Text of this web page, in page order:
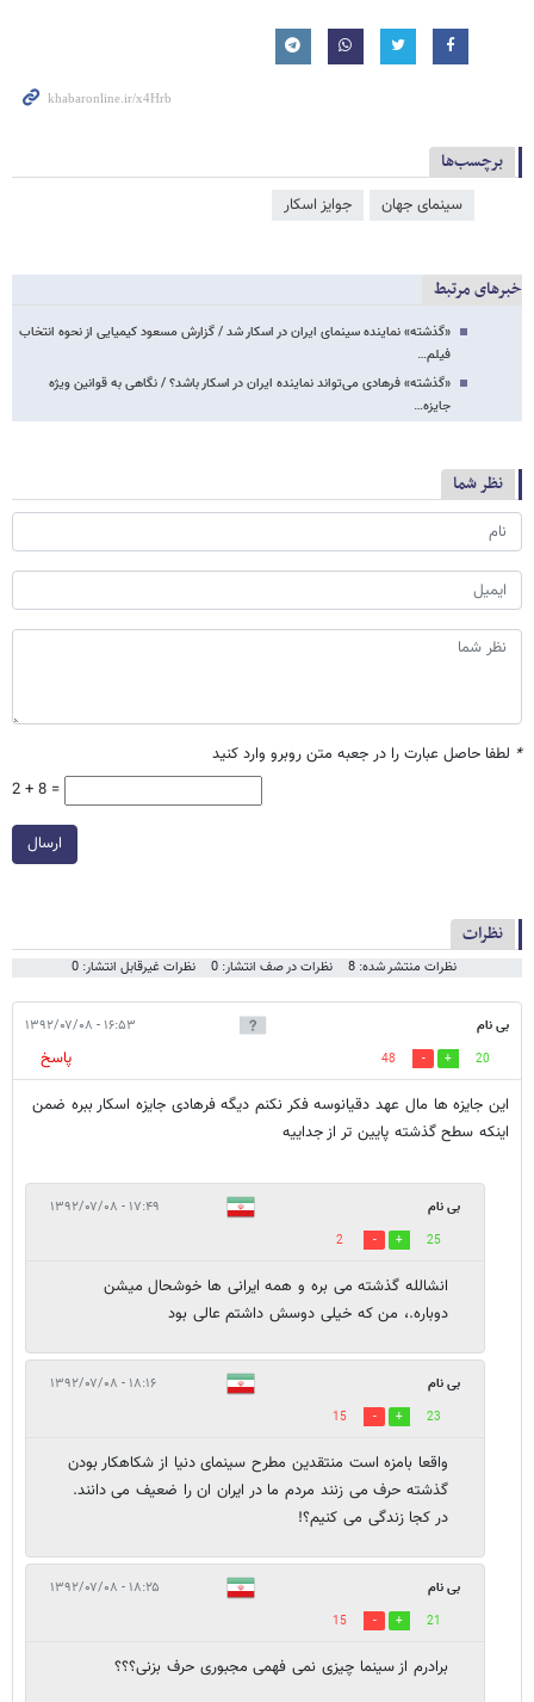
برچسب‌ها
سینمای جهان جوایز اسکار
خبرهای مرتبط
«گذشته» نماینده سینمای ایران در اسکار شد / گزارش مسعود کیمیایی از نحوه انتخاب
فیلم…
«گذشته» فرهادی می‌تواند نماینده ایران در اسکار باشد؟ / نگاهی به قوانین ویژه
جایزه…
نظر شما
* لطفا حاصل عبارت را در جعبه متن روبرو وارد کنید
2 + 8 =
ارسال
نظرات
نظرات منتشر شده: 8 نظرات در صف انتشار: 0 نظرات غیرقابل انتشار: 0
بی نام ۱۶:۵۳ - ۱۳۹۲/۰۷/۰۸
20
48
پاسخ
این جایزه ها مال عهد دقیانوسه فکر نکنم دیگه فرهادی جایزه اسکار ببره ضمن
اینکه سطح گذشته پایین تر از جداییه
بی نام ۱۷:۴۹ - ۱۳۹۲/۰۷/۰۸
25
2
انشالله گذشته می بره و همه ایرانی ها خوشحال میشن
دوباره.، من که خیلی دوسش داشتم عالی بود
بی نام ۱۸:۱۶ - ۱۳۹۲/۰۷/۰۸
23
15
واقعا بامزه است منتقدین مطرح سینمای دنیا از شکاهکار بودن
گذشته حرف می زنند مردم ما در ایران ان را ضعیف می دانند.
در کجا زندگی می کنیم؟!
بی نام ۱۸:۲۵ - ۱۳۹۲/۰۷/۰۸
21
15
برادرم از سینما چیزی نمی فهمی مجبوری حرف بزنی؟؟؟